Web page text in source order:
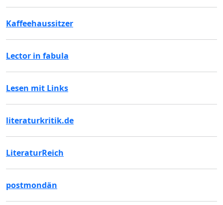
Kaffeehaussitzer
Lector in fabula
Lesen mit Links
literaturkritik.de
LiteraturReich
postmondän